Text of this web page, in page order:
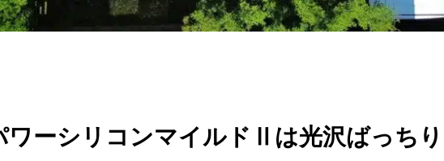
ワーシリコンマイルドⅡは光沢ばっち